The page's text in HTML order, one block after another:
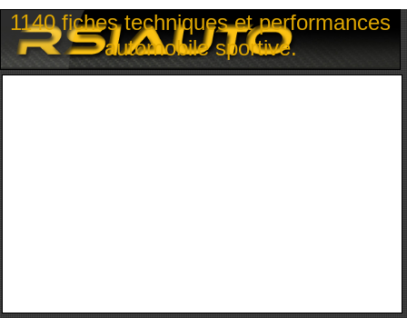
1140 fiches techniques et performances
automobile sportive.